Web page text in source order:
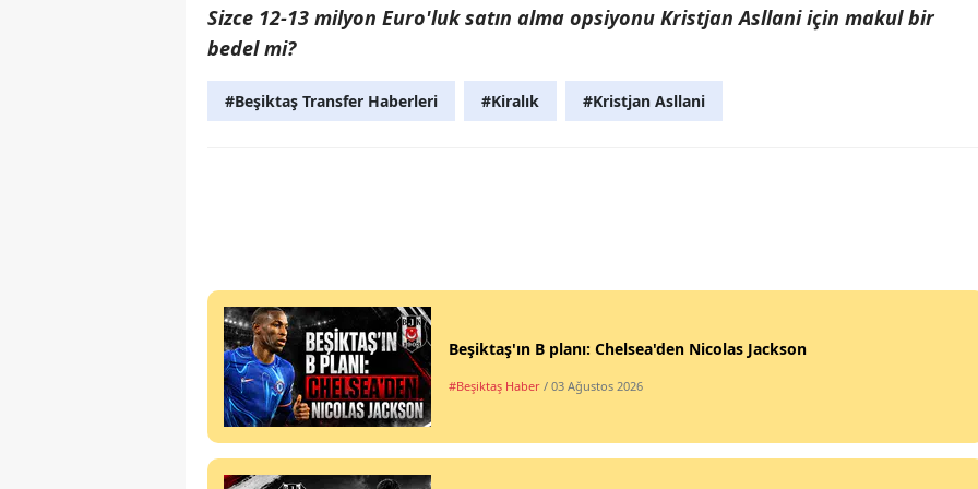
Sizce 12-13 milyon Euro'luk satın alma opsiyonu Kristjan Asllani için makul bir
bedel mi?
#Beşiktaş Transfer Haberleri #Kiralık #Kristjan Asllani
Beşiktaş'ın B planı: Chelsea'den Nicolas Jackson
#Beşiktaş Haber / 03 Ağustos 2026